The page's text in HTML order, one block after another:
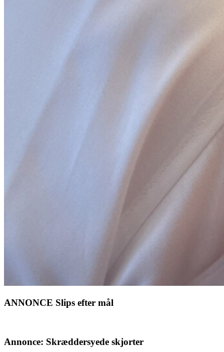
ANNONCE Slips efter mål
Annonce: Skræddersyede skjorter